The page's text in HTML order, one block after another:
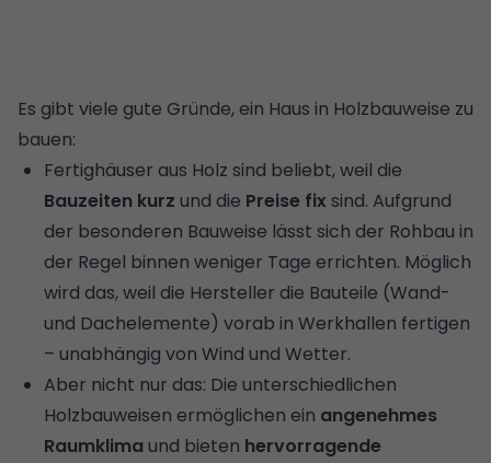
Es gibt viele gute Gründe, ein Haus in Holzbauweise zu
bauen:
Fertighäuser aus Holz sind beliebt, weil die
Bauzeiten kurz und die Preise fix sind. Aufgrund
der besonderen Bauweise lässt sich der Rohbau in
der Regel binnen weniger Tage errichten. Möglich
wird das, weil die Hersteller die Bauteile (Wand-
und Dachelemente) vorab in Werkhallen fertigen
– unabhängig von Wind und Wetter.
Aber nicht nur das: Die unterschiedlichen
Holzbauweisen ermöglichen ein angenehmes
Raumklima und bieten hervorragende